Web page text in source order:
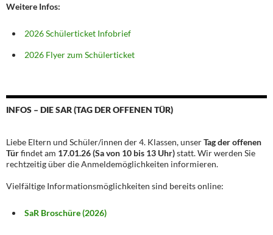
Weitere Infos:
2026 Schülerticket Infobrief
2026 Flyer zum Schülerticket
INFOS – DIE SAR (TAG DER OFFENEN TÜR)
Liebe Eltern und Schüler/innen der 4. Klassen, unserTag der offenen
Türfindet am 17.01.26 (Sa von 10 bis 13 Uhr)statt. Wir werden Sie
rechtzeitig über die Anmeldemöglichkeiten informieren.
Vielfältige Informationsmöglichkeiten sind bereits online:
SaR Broschüre (2026)